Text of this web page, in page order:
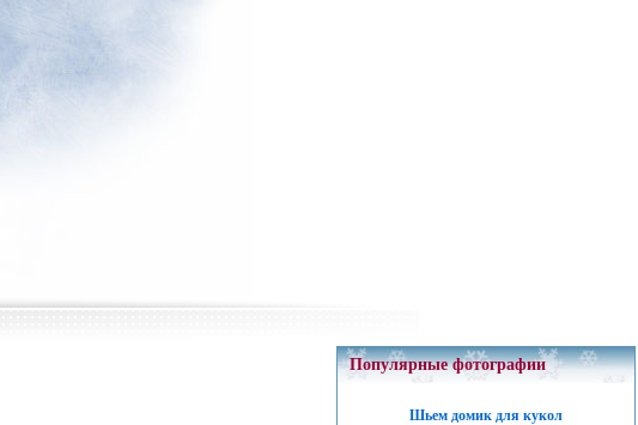
Популярные фотографии
Шьем домик для кукол